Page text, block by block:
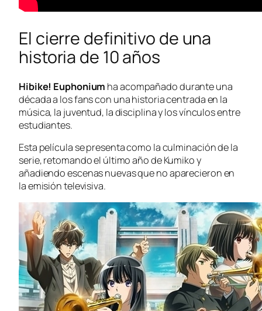
El cierre definitivo de una
historia de 10 años
Hibike! Euphonium ha acompañado durante una
década a los fans con una historia centrada en la
música, la juventud, la disciplina y los vínculos entre
estudiantes.
Esta película se presenta como la culminación de la
serie, retomando el último año de Kumiko y
añadiendo escenas nuevas que no aparecieron en
la emisión televisiva.